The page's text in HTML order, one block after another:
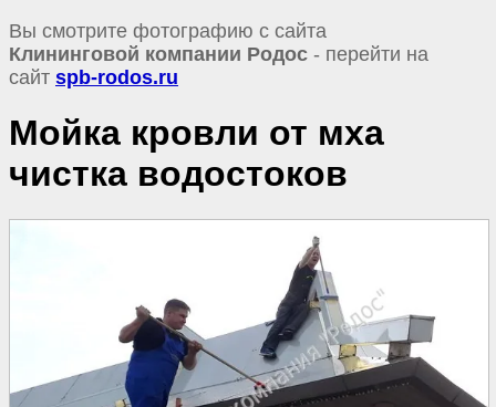
Вы смотрите фотографию с сайта
Клининговой компании Родос - перейти на
сайт spb-rodos.ru
Мойка кровли от мха
чистка водостоков